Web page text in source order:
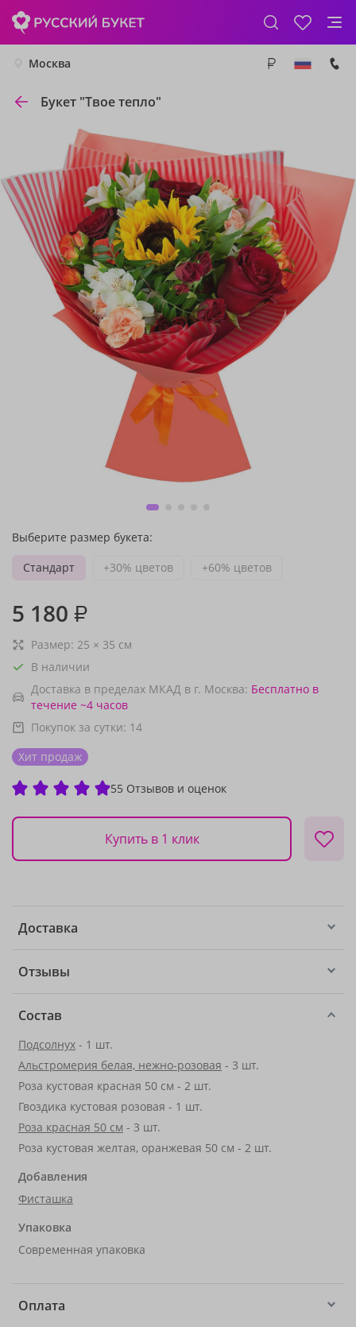
Москва
Букет "Твое тепло"
Выберите размер букета:
Стандарт
+30% цветов +60% цветов
5 180 ₽
Размер: 25 × 35 см
В наличии
Доставка в пределах МКАД в г. Москва: Бесплатно в
течение ~4 часов
Покупок за сутки: 14
Хит продаж
55 Отзывов и оценок
Купить в 1 клик
Доставка
Отзывы
Состав
Подсолнух - 1 шт.
Альстромерия белая, нежно-розовая - 3 шт.
Роза кустовая красная 50 см - 2 шт.
Гвоздика кустовая розовая - 1 шт.
Роза красная 50 см - 3 шт.
Роза кустовая желтая, оранжевая 50 см - 2 шт.
Добавления
Фисташка
Упаковка
Современная упаковка
Оплата